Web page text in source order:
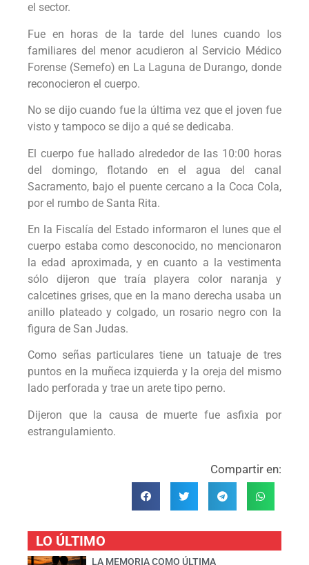
el sector.
Fue en horas de la tarde del lunes cuando los
familiares del menor acudieron al Servicio Médico
Forense (Semefo) en La Laguna de Durango, donde
reconocieron el cuerpo.
No se dijo cuando fue la última vez que el joven fue
visto y tampoco se dijo a qué se dedicaba.
El cuerpo fue hallado alrededor de las 10:00 horas
del domingo, flotando en el agua del canal
Sacramento, bajo el puente cercano a la Coca Cola,
por el rumbo de Santa Rita.
En la Fiscalía del Estado informaron el lunes que el
cuerpo estaba como desconocido, no mencionaron
la edad aproximada, y en cuanto a la vestimenta
sólo dijeron que traía playera color naranja y
calcetines grises, que en la mano derecha usaba un
anillo plateado y colgado, un rosario negro con la
figura de San Judas.
Como señas particulares tiene un tatuaje de tres
puntos en la muñeca izquierda y la oreja del mismo
lado perforada y trae un arete tipo perno.
Dijeron que la causa de muerte fue asfixia por
estrangulamiento.
Compartir en:
LO ÚLTIMO
LA MEMORIA COMO ÚLTIMA